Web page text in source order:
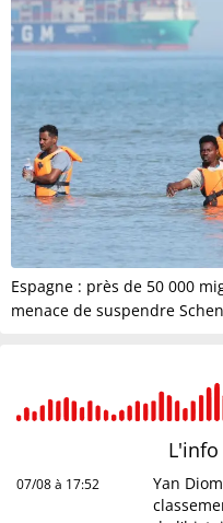
Espagne : près de 50 000
menace de suspendre
L'info
07/08 à 17:52
Yan